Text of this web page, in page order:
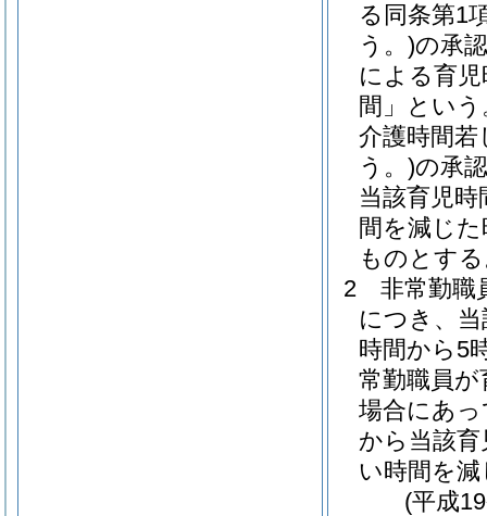
る同条第1
う。)の承
による育
間」という
介護時間
う。)の承
当該育児
間を減じた
ものとす
2
非常勤職
につき、
時間から5
常勤職員
場合にあ
から当該
い時間を
(平成